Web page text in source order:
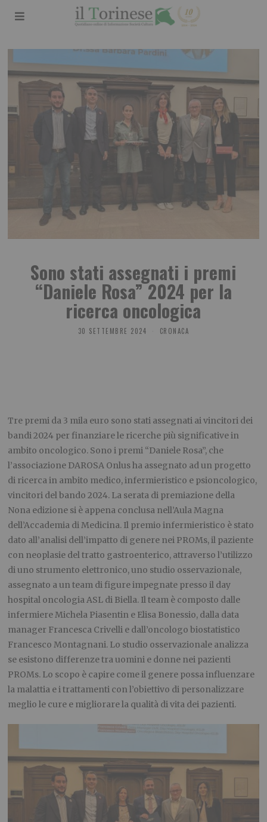
Sono stati assegnati i premi
“Daniele Rosa” 2024 per la
ricerca oncologica
30 SETTEMBRE 2024 CRONACA
Tre premi da 3 mila euro sono stati assegnati ai vincitori dei
bandi 2024 per finanziare le ricerche più significative in
ambito oncologico. Sono i premi “Daniele Rosa”, che
l’associazione DAROSA Onlus ha assegnato ad un progetto
di ricerca in ambito medico, infermieristico e psioncologico,
vincitori del bando 2024. La serata di premiazione della
Nona edizione si è appena conclusa nell’Aula Magna
dell’Accademia di Medicina. Il premio infermieristico è stato
dato all’analisi dell’impatto di genere nei PROMs, il paziente
con neoplasie del tratto gastroenterico, attraverso l’utilizzo
di uno strumento elettronico, uno studio osservazionale,
assegnato a un team di figure impegnate presso il day
hospital oncologia ASL di Biella. Il team è composto dalle
infermiere Michela Piasentin e Elisa Bonessio, dalla data
manager Francesca Crivelli e dall’oncologo biostatistico
Francesco Montagnani. Lo studio osservazionale analizza
se esistono differenze tra uomini e donne nei pazienti
PROMs. Lo scopo è capire come il genere possa influenzare
la malattia e i trattamenti con l’obiettivo di personalizzare
meglio le cure e migliorare la qualità di vita dei pazienti.